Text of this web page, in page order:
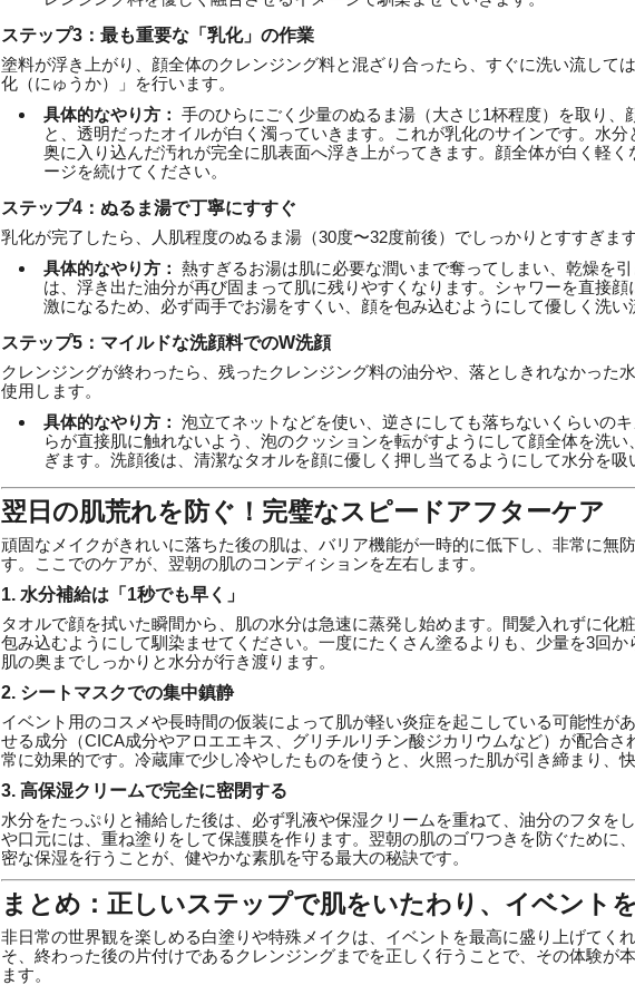
ステップ3：最も重要な「乳化」の作業
塗料が浮き上がり、顔全体のクレンジング料と混ざり合ったら、すぐに洗い流して
化（にゅうか）」を行います。
具体的なやり方： 手のひらにごく少量のぬるま湯（大さじ1杯程度）を取り、
と、透明だったオイルが白く濁っていきます。これが乳化のサインです。水
奥に入り込んだ汚れが完全に肌表面へ浮き上がってきます。顔全体が白く軽
ージを続けてください。
ステップ4：ぬるま湯で丁寧にすすぐ
乳化が完了したら、人肌程度のぬるま湯（30度〜32度前後）でしっかりとすすぎます
具体的なやり方： 熱すぎるお湯は肌に必要な潤いまで奪ってしまい、乾燥を
は、浮き出た油分が再び固まって肌に残りやすくなります。シャワーを直接
激になるため、必ず両手でお湯をすくい、顔を包み込むようにして優しく洗い
ステップ5：マイルドな洗顔料でのW洗顔
クレンジングが終わったら、残ったクレンジング料の油分や、落としきれなかった
使用します。
具体的なやり方： 泡立てネットなどを使い、逆さにしても落ちないくらいの
らが直接肌に触れないよう、泡のクッションを転がすようにして顔全体を洗
ぎます。洗顔後は、清潔なタオルを顔に優しく押し当てるようにして水分を吸
翌日の肌荒れを防ぐ！完璧なスピードアフターケア
頑固なメイクがきれいに落ちた後の肌は、バリア機能が一時的に低下し、非常に無
す。ここでのケアが、翌朝の肌のコンディションを左右します。
1. 水分補給は「1秒でも早く」
タオルで顔を拭いた瞬間から、肌の水分は急速に蒸発し始めます。間髪入れずに化
包み込むようにして馴染ませてください。一度にたくさん塗るよりも、少量を3回か
肌の奥までしっかりと水分が行き渡ります。
2. シートマスクでの集中鎮静
イベント用のコスメや長時間の仮装によって肌が軽い炎症を起こしている可能性が
せる成分（CICA成分やアロエエキス、グリチルリチン酸ジカリウムなど）が配合
常に効果的です。冷蔵庫で少し冷やしたものを使うと、火照った肌が引き締まり、
3. 高保湿クリームで完全に密閉する
水分をたっぷりと補給した後は、必ず乳液や保湿クリームを重ねて、油分のフタを
や口元には、重ね塗りをして保護膜を作ります。翌朝の肌のゴワつきを防ぐために
密な保湿を行うことが、健やかな素肌を守る最大の秘訣です。
まとめ：正しいステップで肌をいたわり、イベント
非日常の世界観を楽しめる白塗りや特殊メイクは、イベントを最高に盛り上げてく
そ、終わった後の片付けであるクレンジングまでを正しく行うことで、その体験が
ます。